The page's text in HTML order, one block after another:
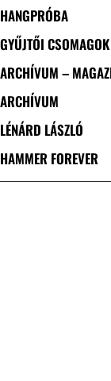
HANGPRÓBA
GYŰJTŐI CSOMAGOK
ARCHÍVUM –
ARCHÍVUM
LÉNÁRD LÁSZLÓ
HAMMER FOREVER